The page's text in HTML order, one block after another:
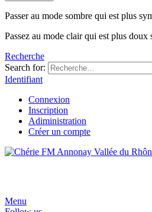
Passer au mode sombre qui est plus
Passez au mode clair qui est plus
Recherche
Search for:
Identifiant
Connexion
Inscription
Adiministration
Créer un compte
Menu